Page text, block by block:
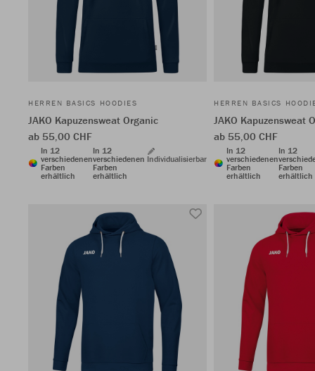
HERREN BASICS HOODIES
JAKO Kapuzensweat Organic
ab 55,00 CHF
In 12
verschiedenen
Farben
erhältlich
In 12
verschiedenen
Farben
erhältlich
Individualisierbar
HERREN BASICS
JAKO Kapuzensweat
ab 55,00 CHF
In 12
verschiedenen
Farben
erhältlich
In 12
Farben
erhältlich